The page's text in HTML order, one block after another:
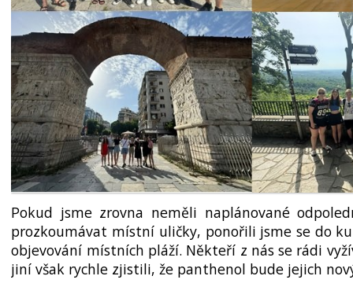
Pokud jsme zrovna neměli naplánované
prozkoumávat místní uličky, ponořili jsme se do
objevování místních pláží. Někteří z nás se rádi
jiní však rychle zjistili, že panthenol bude jejich